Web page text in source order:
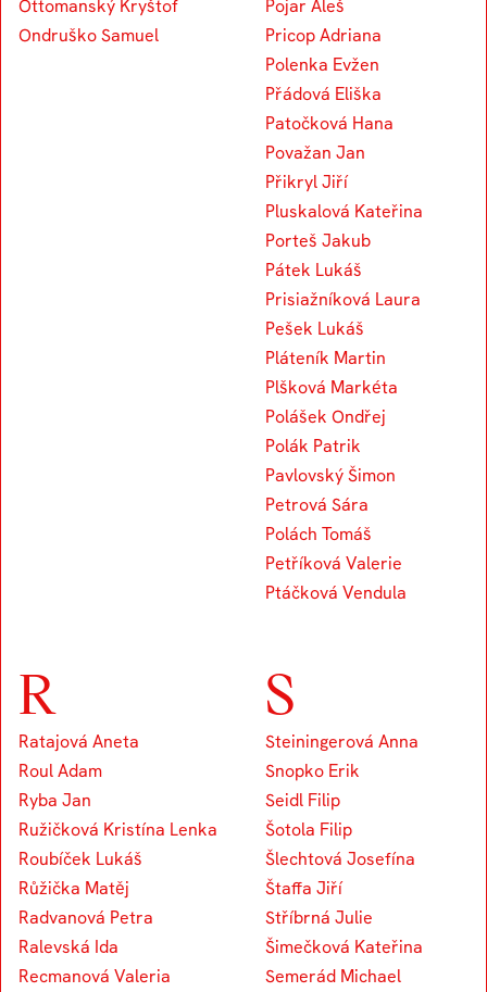
Ottomanský Kryštof
Ondruško Samuel
Pojar Aleš
Pricop Adriana
Polenka Evžen
Přádová Eliška
Patočková Hana
Považan Jan
Přikryl Jiří
Pluskalová Kateřina
Porteš Jakub
Pátek Lukáš
Prisiažníková Laura
Pešek Lukáš
Pláteník Martin
Plšková Markéta
Polášek Ondřej
Polák Patrik
Pavlovský Šimon
Petrová Sára
Polách Tomáš
Petříková Valerie
Ptáčková Vendula
R
Ratajová Aneta
Roul Adam
Ryba Jan
Ružičková Kristína Lenka
Roubíček Lukáš
Růžička Matěj
Radvanová Petra
Ralevská Ida
Recmanová Valeria
S
Steiningerová Anna
Snopko Erik
Seidl Filip
Šotola Filip
Šlechtová Josefína
Štaffa Jiří
Stříbrná Julie
Šimečková Kateřina
Semerád Michael